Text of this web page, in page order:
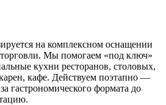
на комплексном оснащении
Мы помогаем «под ключ»
кухни ресторанов, столовых,
кафе. Действуем поэтапно —
гастрономического формата до